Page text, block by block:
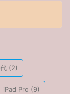
(2)
iPad Pro (9)